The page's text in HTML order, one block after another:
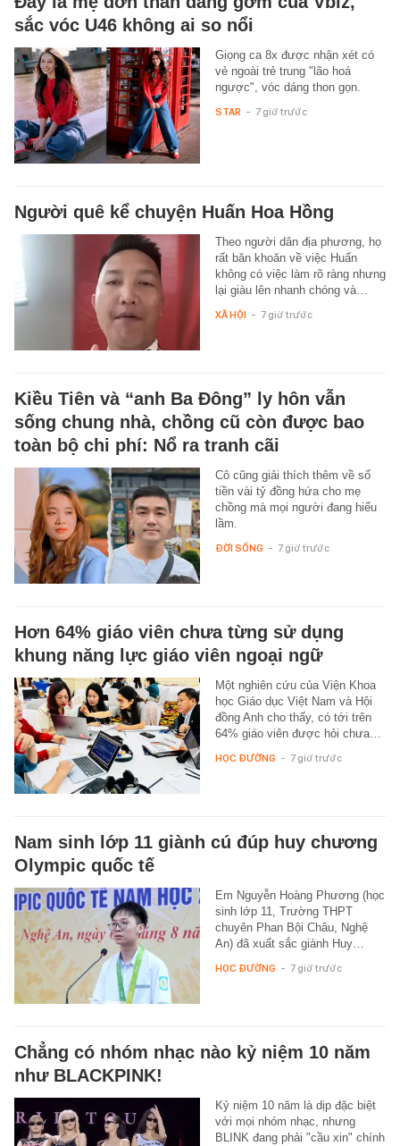
sắc vóc U46 không ai so nổi
Giọng ca 8x được nhận xét có
vẻ ngoài trẻ trung "lão hoá
ngược", vóc dáng thon gọn.
STAR - 7 giờ trước
Người quê kể chuyện Huấn Hoa Hồng
Theo người dân địa phương, họ
rất băn khoăn về việc Huấn
không có việc làm rõ ràng nhưng
lại giàu lên nhanh chóng và…
XÃ HỘI - 7 giờ trước
Kiều Tiên và “anh Ba Đông” ly hôn vẫn
sống chung nhà, chồng cũ còn được bao
toàn bộ chi phí: Nổ ra tranh cãi
Cô cũng giải thích thêm về số
tiền vài tỷ đồng hứa cho mẹ
chồng mà mọi người đang hiểu
lầm.
ĐỜI SỐNG - 7 giờ trước
Hơn 64% giáo viên chưa từng sử dụng
khung năng lực giáo viên ngoại ngữ
Một nghiên cứu của Viện Khoa
học Giáo dục Việt Nam và Hội
đồng Anh cho thấy, có tới trên
64% giáo viên được hỏi chưa…
HỌC ĐƯỜNG - 7 giờ trước
Nam sinh lớp 11 giành cú đúp huy chương
Olympic quốc tế
Em Nguyễn Hoàng Phương (học
sinh lớp 11, Trường THPT
chuyên Phan Bội Châu, Nghệ
An) đã xuất sắc giành Huy…
HỌC ĐƯỜNG - 7 giờ trước
Chẳng có nhóm nhạc nào kỷ niệm 10 năm
như BLACKPINK!
Kỷ niệm 10 năm là dịp đặc biệt
với mọi nhóm nhạc, nhưng
BLINK đang phải "cầu xin" chính